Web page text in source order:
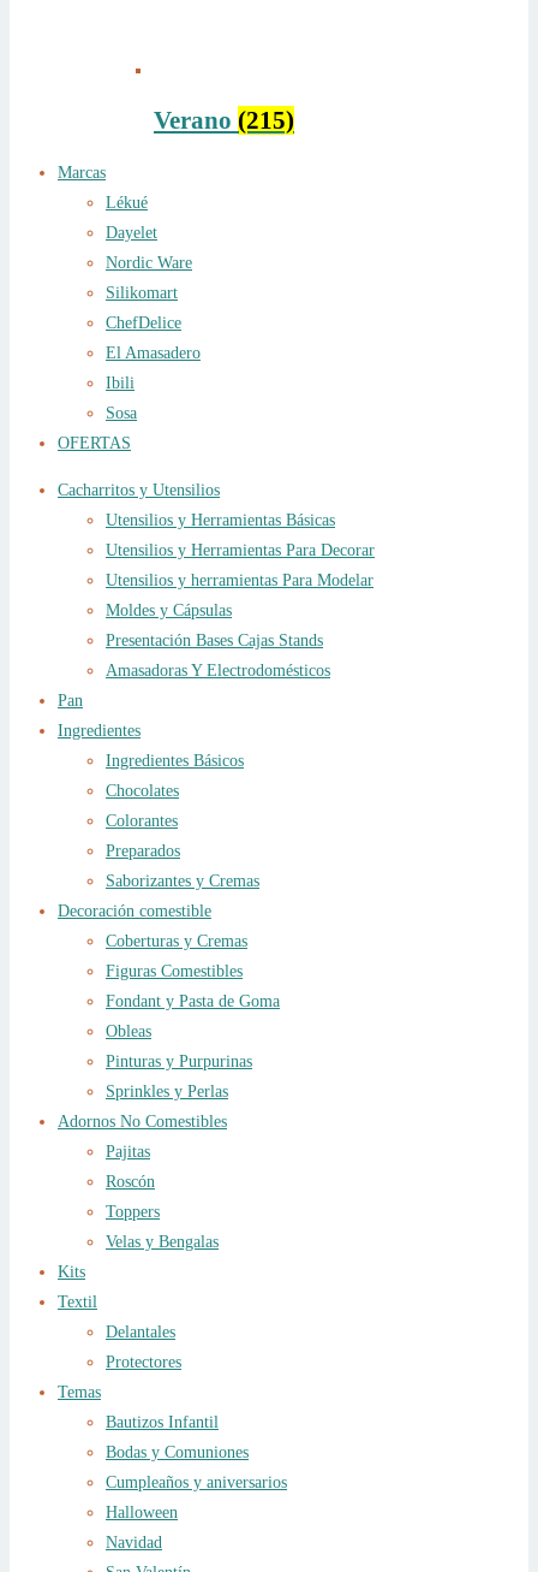
Verano (215)
Marcas
Lékué
Dayelet
Nordic Ware
Silikomart
ChefDelice
El Amasadero
Ibili
Sosa
OFERTAS
Cacharritos y Utensilios
Utensilios y Herramientas Básicas
Utensilios y Herramientas Para Decorar
Utensilios y herramientas Para Modelar
Moldes y Cápsulas
Presentación Bases Cajas Stands
Amasadoras Y Electrodomésticos
Pan
Ingredientes
Ingredientes Básicos
Chocolates
Colorantes
Preparados
Saborizantes y Cremas
Decoración comestible
Coberturas y Cremas
Figuras Comestibles
Fondant y Pasta de Goma
Obleas
Pinturas y Purpurinas
Sprinkles y Perlas
Adornos No Comestibles
Pajitas
Roscón
Toppers
Velas y Bengalas
Kits
Textil
Delantales
Protectores
Temas
Bautizos Infantil
Bodas y Comuniones
Cumpleaños y aniversarios
Halloween
Navidad